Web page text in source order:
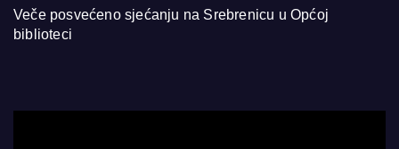
Veče posvećeno sjećanju na Srebrenicu u Općoj
biblioteci